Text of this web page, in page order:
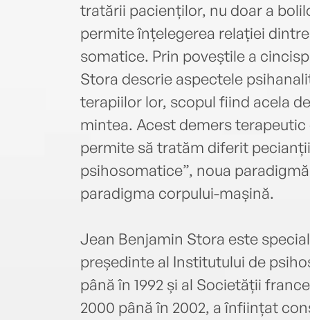
tratării pacienților, nu doar a
permite înțelegerea relației
somatice. Prin poveștile a
Stora descrie aspectele
terapiilor lor, scopul fiind acela
mintea. Acest demers
permite să tratăm diferit
psihosomatice”, noua
paradigma corpului-mașină.
Jean Benjamin Stora este
președinte al Institutului de
până în 1992 și al Societății
2000 până în 2002, a înființat